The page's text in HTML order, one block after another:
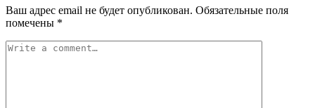
Ваш адрес email не будет опубликован. Обязательные поля
помечены *